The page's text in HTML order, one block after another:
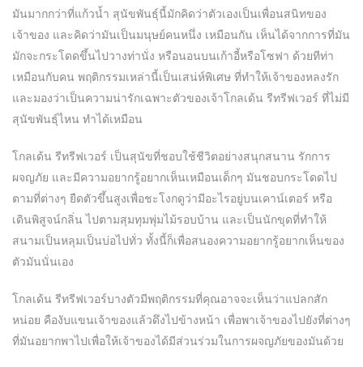
มันมากกว่าที่แก้วน้ำ สุนัขพันธุ์นี้มักคิดว่าตัวเองเป็นเพื่อนสนิทของ
เจ้าของ และคิดว่ามันเป็นมนุษย์คนหนึ่ง เหมือนกัน เห็นได้จากการที่มัน
มักจะกระโดดขึ้นไปวางท่านั่ง หรือนอนบนเก้าอี้หรือโซฟา ด้วยทีท่า
เหมือนกับคน พฤติกรรมเหล่านี้เป็นเสน่ห์พิเศษ ที่ทำให้เจ้าของหลงรัก
และมองว่าเป็นความน่ารักเฉพาะตัวของเจ้าโกลเด้น รีทรีฟเวอร์ ที่ไม่มี
สุนัขพันธุ์ไหน ทำได้เหมือน
โกลเด้น รีทรีฟเวอร์ เป็นสุนัขที่ชอบใช้ชีวิตอย่างสนุกสนาน รักการ
ผจญภัย และมีความอยากรู้อยากเห็นเหมือนเด็กๆ มันชอบกระโดดไป
ตามที่ต่างๆ ยืดตัวขึ้นสูงเพื่อชะโงกดูว่ามีอะไรอยู่บนเคาน์เตอร์ หรือ
เดินพิสูจน์กลิ่น ไปตามสุมทุมพุ่มไม้รอบบ้าน และเป็นนักขุดที่ทำให้
สนามเป็นหลุมเป็นบ่อไปทั่ว ทั้งนี้ก็เพื่อสนองความอยากรู้อยากเห็นของ
ตัวมันนั่นเอง
โกลเด้น รีทรีฟเวอร์บางตัวมีพฤติกรรมที่คุณอาจจะเห็นว่าแปลกสัก
หน่อย คืองับแขนเจ้าของแล้วดึงไปข้างหน้า เพื่อพาเจ้าของไปยังที่ต่างๆ
ที่มันอยากพาไปเพื่อให้เจ้าของได้มีส่วนร่วมในการผจญภัยของมันด้วย